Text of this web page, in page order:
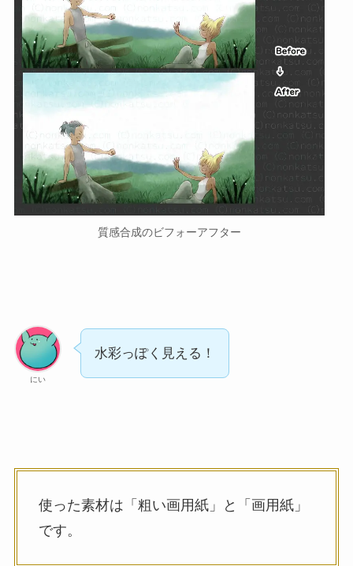
質感合成のビフォーアフター
にい
水彩っぽく見える！
使った素材は「粗い画用紙」と「画用紙」
です。